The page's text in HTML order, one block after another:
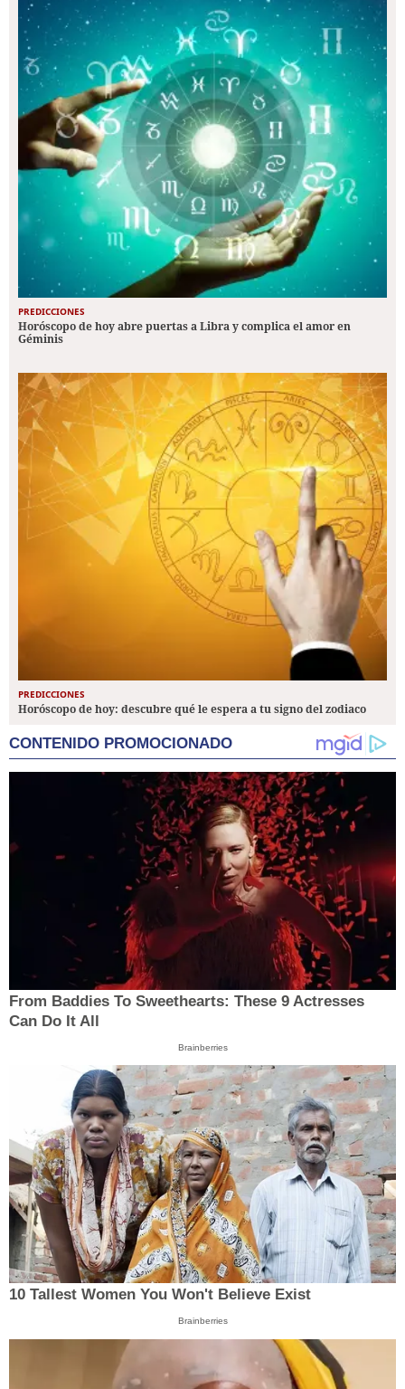
PREDICCIONES
Horóscopo de hoy abre puertas a Libra y complica el amor en
Géminis
PREDICCIONES
Horóscopo de hoy: descubre qué le espera a tu signo del zodiaco
CONTENIDO PROMOCIONADO
From Baddies To Sweethearts: These 9 Actresses
Can Do It All
Brainberries
10 Tallest Women You Won't Believe Exist
Brainberries